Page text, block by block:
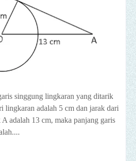
singgung lingkaran yang ditarik
lingkaran adalah 5 cm dan jarak dari
adalah 13 cm, maka panjang garis